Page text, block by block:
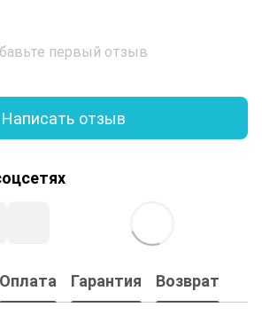
первый отзыв
Написать отзыв
Оплата Гарантия Возврат